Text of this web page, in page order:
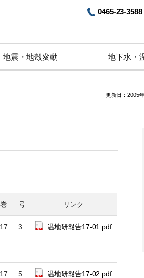
0465-23-3588
地震・地殻変動 地下水・
更新日：2005
巻 号 リンク
17 3 温地研報告17-01.pdf
17 5 温地研報告17-02.pdf